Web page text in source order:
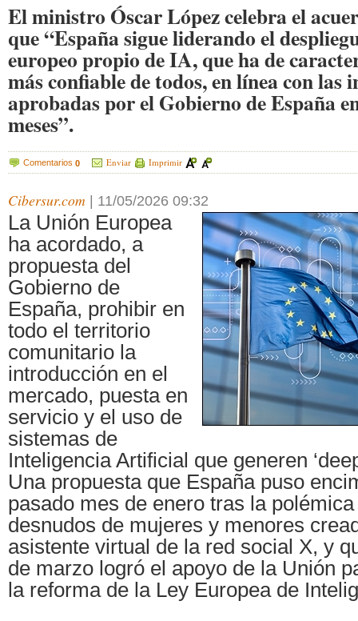
El ministro Óscar López celebra el
que “España sigue liderando el
europeo propio de IA, que ha de
más confiable de todos, en línea con las
aprobadas por el Gobierno de España
meses”.
Comentarios 0 Enviar Imprimir
Cibersur.com 11/05/2026 09:32
La Unión Europea
ha acordado, a
propuesta del
Gobierno de
España, prohibir en
todo el territorio
comunitario la
introducción en el
mercado, puesta en
servicio y el uso de
sistemas de
Inteligencia Artificial que generen
Una propuesta que España puso
pasado mes de enero tras la
desnudos de mujeres y menores
asistente virtual de la red social X, y
de marzo logró el apoyo de la Unión
la reforma de la Ley Europea de